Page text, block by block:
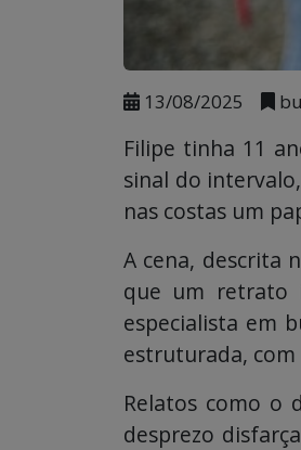
13/08/2025
Filipe tinha 11
sinal do
nas costas um
A cena, descrita
que um retrato
especialista em
estruturada,
Relatos como o
desprezo